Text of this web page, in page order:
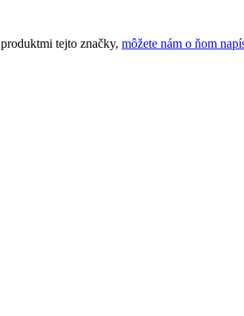
tejto značky, môžete nám o ňom